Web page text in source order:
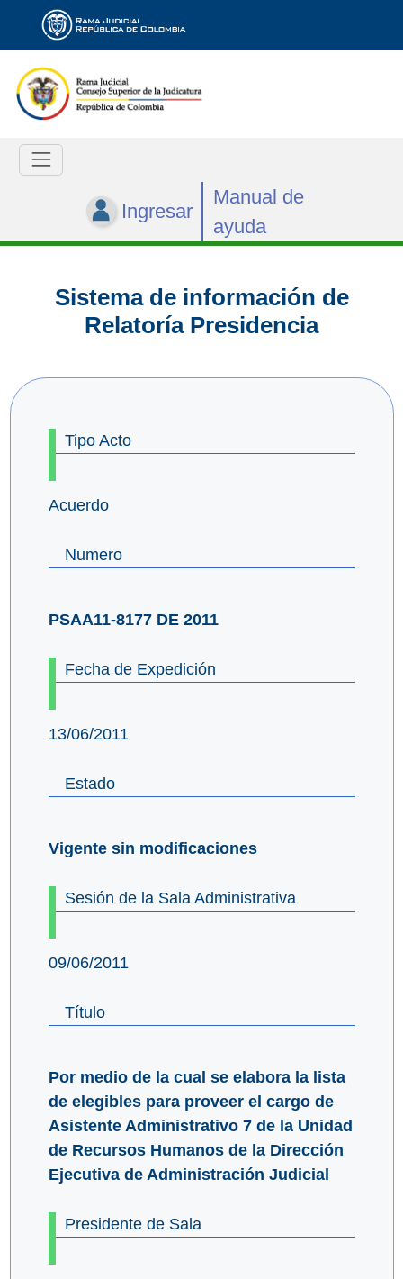
Ingresar
Manual de
ayuda
Sistema de información de
Relatoría Presidencia
Tipo Acto
Acuerdo
Numero
PSAA11-8177 DE 2011
Fecha de Expedición
13/06/2011
Estado
Vigente sin modificaciones
Sesión de la Sala Administrativa
09/06/2011
Título
Por medio de la cual se elabora la lista
de elegibles para proveer el cargo de
Asistente Administrativo 7 de la Unidad
de Recursos Humanos de la Dirección
Ejecutiva de Administración Judicial
Presidente de Sala